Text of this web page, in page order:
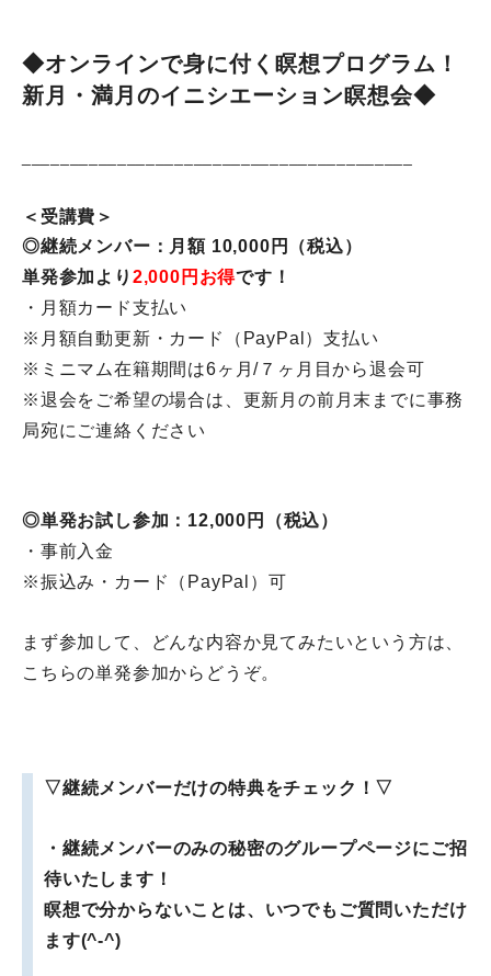
◆オンラインで身に付く瞑想プログラム！
新月・満月のイニシエーション瞑想会◆
＜受講費＞
◎継続メンバー：月額 10,000円（税込）
単発参加より 2,000円お得です！
・月額カード支払い
※月額自動更新・カード（PayPal）支払い
※ミニマム在籍期間は6ヶ月/７ヶ月目から退会可
※退会をご希望の場合は、 更新月の前月末までに事務
局宛にご連絡ください
◎単発お試し参加：12,000円（税込）
・事前入金
※振込み・カード（PayPal）可
まず参加して、どんな内容か見てみたいという方は、
こちらの単発参加からどうぞ。
▽継続メンバーだけの特典をチェック！ ▽
・継続メンバーのみの秘密のグループページにご招
待いたします！
瞑想で分からないことは、いつでもご質問いただけ
ます(^-^)